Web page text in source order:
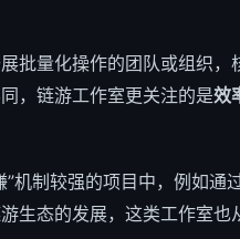
批量化操作的团队或组织
，链游工作室更关注的是效
机制较强的项目中，例如
生态的发展，这类工作室也